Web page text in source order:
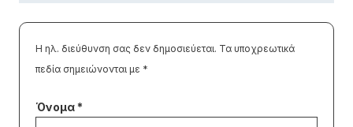
Η ηλ. διεύθυνση σας δεν δημοσιεύεται. Τα υποχρεωτικά
πεδία σημειώνονται με *